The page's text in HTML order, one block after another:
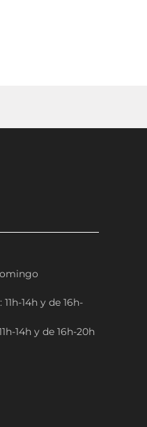
14h y de 16h-
14h y de 16h-20h